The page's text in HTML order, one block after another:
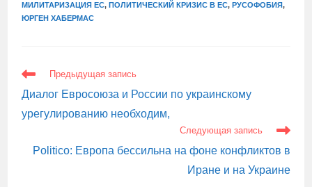
МИЛИТАРИЗАЦИЯ ЕС, ПОЛИТИЧЕСКИЙ КРИЗИС В ЕС, РУСОФОБИЯ,
ЮРГЕН ХАБЕРМАС
ЕЩЕ
СТАТЬИ
Предыдущая запись
Диалог Евросоюза и России по украинскому
урегулированию необходим,
Следующая запись
Politico: Европа бессильна на фоне конфликтов в
Иране и на Украине